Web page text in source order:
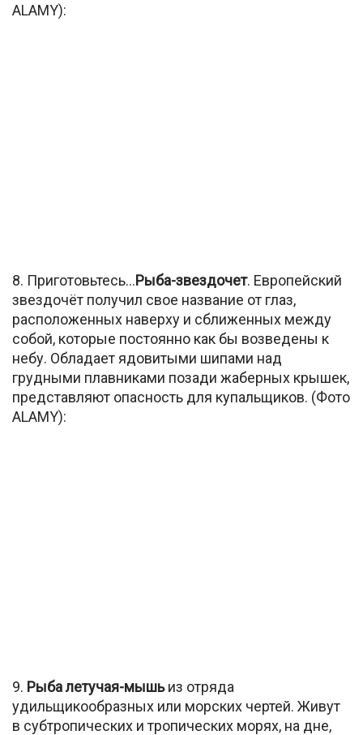
ALAMY):
8. Приготовьтесь…Рыба-звездочет. Европейский
звездочёт получил свое название от глаз,
расположенных наверху и сближенных между
собой, которые постоянно как бы возведены к
небу. Обладает ядовитыми шипами над
грудными плавниками позади жаберных крышек,
представляют опасность для купальщиков. (Фото
ALAMY):
9. Рыба летучая-мышьиз отряда
удильщикообразных или морских чертей. Живут
в субтропических и тропических морях, на дне,